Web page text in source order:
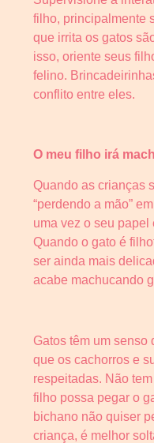
filho, principalmente
que irrita os gatos
isso, oriente seus
felino.
conflito entre eles.
O meu filho irá
Quando as crianças
“perdendo a mão”
uma vez o seu papel
Quando o gato é
ser ainda mais
acabe machucando
Gatos têm um senso
que os cachorros e
respeitadas. Não
filho possa pegar o
bichano não quiser
criança, é melhor